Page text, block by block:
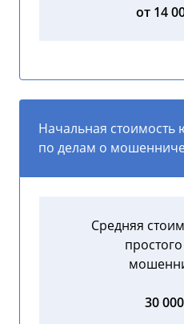
от 14
Начальная стоимость
по делам о
Средняя
30